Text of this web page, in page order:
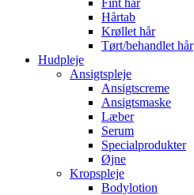
Hårtab
Krøllet hår
Tørt/behandlet hår
Hudpleje
Ansigtspleje
Ansigtscreme
Ansigtsmaske
Læber
Serum
Specialprodukter
Øjne
Kropspleje
Bodylotion